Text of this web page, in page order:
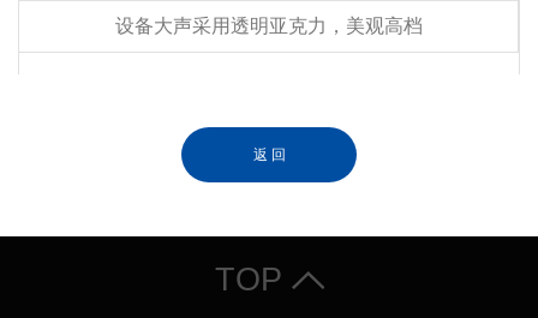
设备大声采用透明亚克力，美观高档
返 回
TOP